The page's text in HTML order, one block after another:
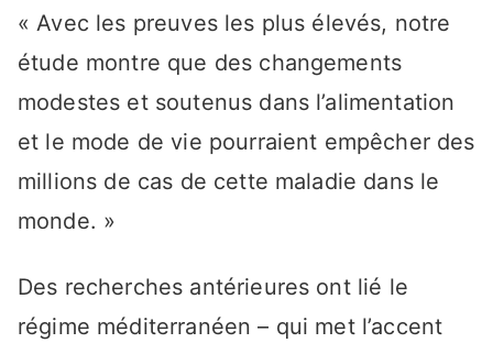
« Avec les preuves les plus élevés, notre
étude montre que des changements
modestes et soutenus dans l’alimentation
et le mode de vie pourraient empêcher des
millions de cas de cette maladie dans le
monde. »
Des recherches antérieures ont lié le
régime méditerranéen – qui met l’accent